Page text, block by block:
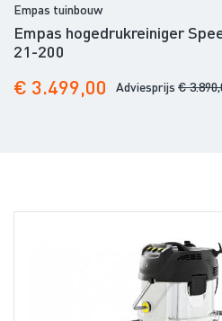
Empas tuinbouw
Empas hogedrukreiniger
21-200
€ 3.499,00 Adviesprijs €